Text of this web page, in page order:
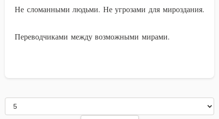
Не сломанными людьми. Не угрозами для мироздания.
Переводчиками между возможными мирами.